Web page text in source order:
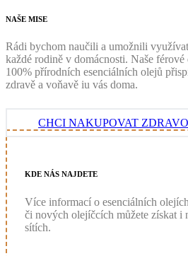
NAŠE MISE
Rádi bychom naučili a umožnili
každé rodině v domácnosti. Naše
100% přírodních esenciálních olejů
zdravě a voňavě iu vás doma.
CHCI NAKUPOVAT ZDRAVO
KDE NÁS NAJDETE
Více informací o esenciálních
či nových olejíčcích můžete získat i
sítích.